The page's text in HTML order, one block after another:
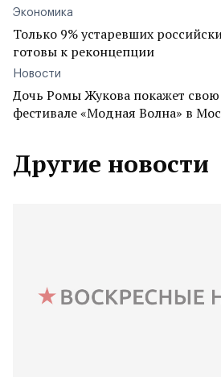
Экономика
Только 9% устаревших
готовы к реконцепции
Новости
Дочь Ромы Жукова покажет
фестивале «Модная Волна» в
Другие новости